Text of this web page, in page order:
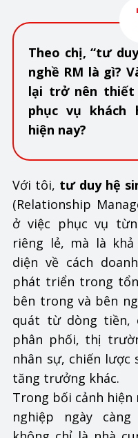
Với tôi, tư duy hệ
(Relationship
ở việc phục vụ
riêng lẻ, mà là
diện về cách
phát triển trong
bên trong và bên
quát từ dòng tiền,
phân phối, thị
nhân sự, chiến lược
tăng trưởng khác.
Trong bối cảnh hiện
nghiệp ngày
Theo chị, “tư
nghề RM là gì?
lại trở nên thiết
phục vụ khách
hiện nay?